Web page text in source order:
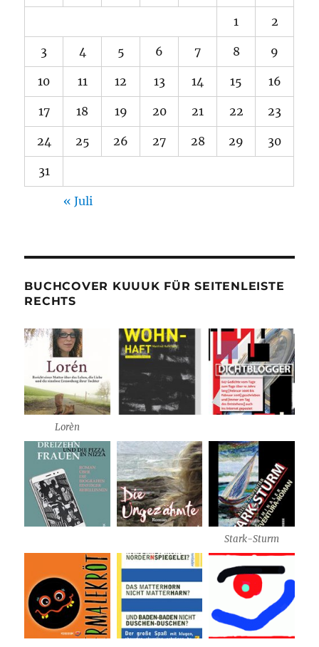
1 2
3 4 5 6 7 8 9
10 11 12 13 14 15 16
17 18 19 20 21 22 23
24 25 26 27 28 29 30
31
« Juli
BUCHCOVER KUUUK FÜR SEITENLEISTE
RECHTS
Lorèn
Stark-Sturm